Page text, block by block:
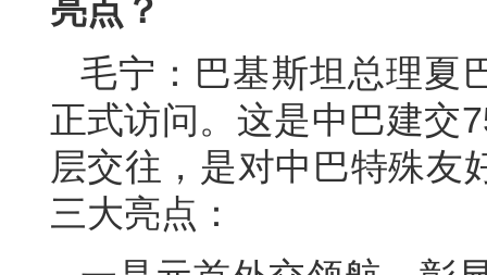
亮点？
毛宁：巴基斯坦总理夏
正式访问。这是中巴建交
层交往，是对中巴特殊友
三大亮点：